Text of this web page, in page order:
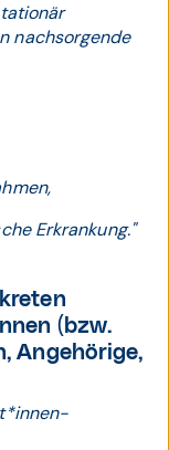
nachsorgende
Erkrankung."
(bzw.
Angehörige,